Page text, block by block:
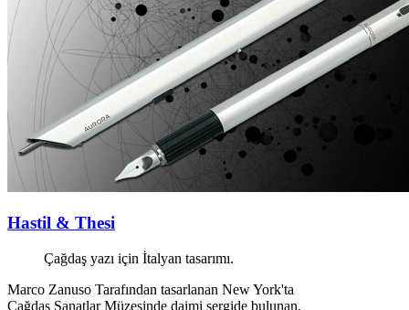
Hastil & Thesi
Çağdaş yazı için İtalyan tasarımı.
Marco Zanuso Tarafından tasarlanan New York'ta
Çağdaş Sanatlar Müzesinde daimi sergide bulunan,